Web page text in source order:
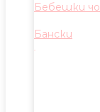
Бебешки
Бански